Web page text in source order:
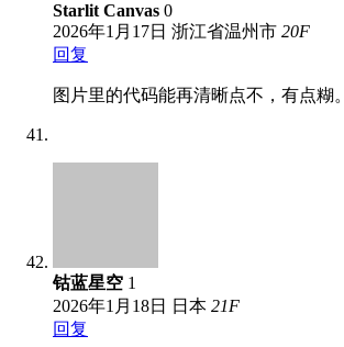
Starlit Canvas 0
2026年1月17日 浙江省温州市 20F
回复
图片里的代码能再清晰点不，有点糊。
钴蓝星空 1
2026年1月18日
日本 21F
回复